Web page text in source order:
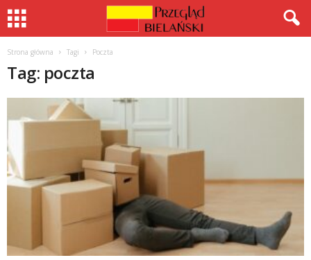
Strona główna Tagi Poczta
Tag: poczta